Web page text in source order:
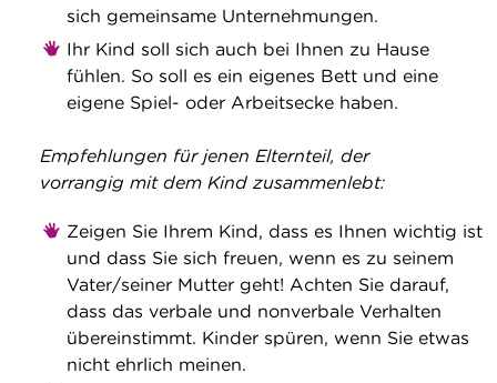
sich gemeinsame Unternehmungen.
Ihr Kind soll sich auch bei Ihnen zu Hause
fühlen. So soll es ein eigenes Bett und eine
eigene Spiel- oder Arbeitsecke haben.
Empfehlungen für jenen Elternteil, der
vorrangig mit dem Kind zusammenlebt:
Zeigen Sie Ihrem Kind, dass es Ihnen wichtig ist
und dass Sie sich freuen, wenn es zu seinem
Vater/seiner Mutter geht! Achten Sie darauf,
dass das verbale und non­verbale Verhalten
übereinstimmt. Kinder spüren, wenn Sie etwas
nicht ehrlich meinen.